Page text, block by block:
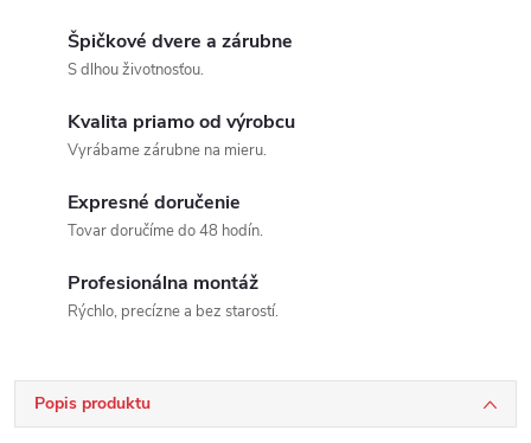
Špičkové dvere a zárubne
S dlhou životnosťou.
Kvalita priamo od výrobcu
Vyrábame zárubne na mieru.
Expresné doručenie
Tovar doručíme do 48 hodín.
Profesionálna montáž
Rýchlo, precízne a bez starostí.
Popis produktu